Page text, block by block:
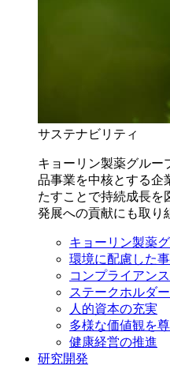
サステナビリティ
キョーリン製薬グルー
品事業を中核とする企
たすことで持続成長を
発展への貢献にも取り
キョーリン製薬
環境に配慮した
コンプライアン
ステークホルダ
人的資本の充実
多様な価値観を
健康経営の推進
研究開発